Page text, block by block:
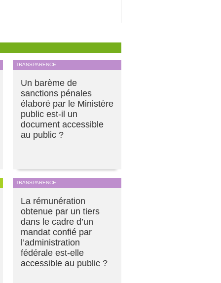
TRANSPARENCE
Un barème de
sanctions pénales
élaboré par le Ministère
public est-il un
document accessible
au public ?
TRANSPARENCE
La rémunération
obtenue par un tiers
dans le cadre d’un
mandat confié par
l’administration
fédérale est-elle
accessible au public ?